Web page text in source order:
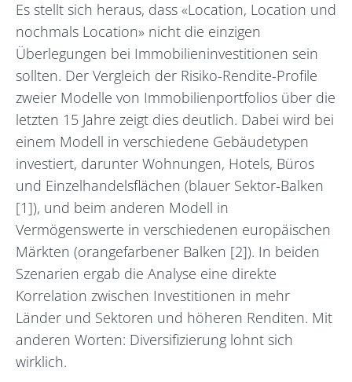
Es stellt sich heraus, dass «Location, Location und
nochmals Location» nicht die einzigen
Überlegungen bei Immobilieninvestitionen sein
sollten. Der Vergleich der Risiko-Rendite-Profile
zweier Modelle von Immobilienportfolios über die
letzten 15 Jahre zeigt dies deutlich. Dabei wird bei
einem Modell in verschiedene Gebäudetypen
investiert, darunter Wohnungen, Hotels, Büros
und Einzelhandelsflächen (blauer Sektor-Balken
[1]), und beim anderen Modell in
Vermögenswerte in verschiedenen europäischen
Märkten (orangefarbener Balken [2]). In beiden
Szenarien ergab die Analyse eine direkte
Korrelation zwischen Investitionen in mehr
Länder und Sektoren und höheren Renditen. Mit
anderen Worten: Diversifizierung lohnt sich
wirklich.